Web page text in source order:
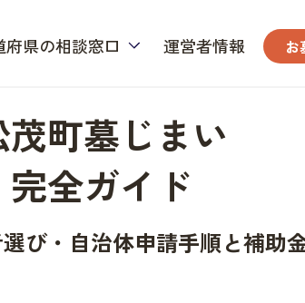
府県の相談窓口 運営者情報 お
茂町墓じまい
完全ガイド
び・自治体申請手順と補助